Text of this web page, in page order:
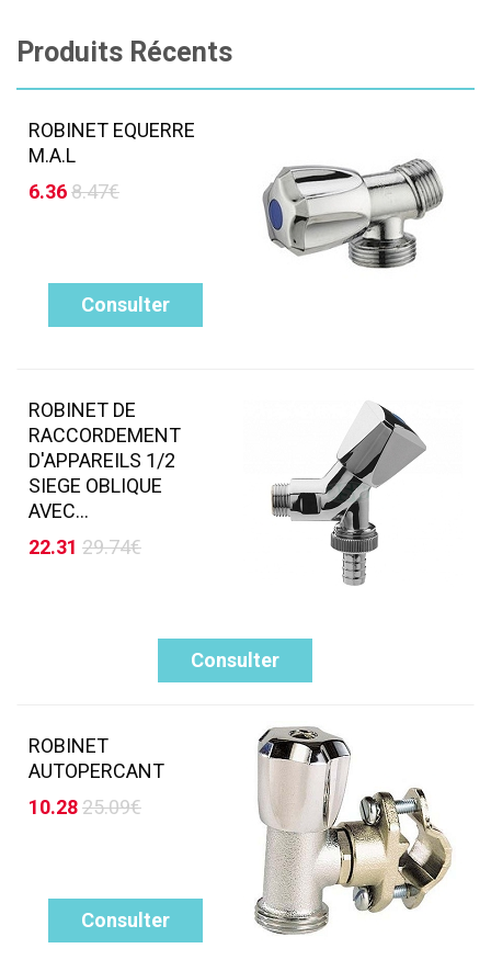
Produits Récents
ROBINET EQUERRE
M.A.L
6.368.47€
Consulter
ROBINET DE
RACCORDEMENT
D'APPAREILS 1/2
SIEGE OBLIQUE
AVEC...
22.31 29.74€
Consulter
ROBINET
AUTOPERCANT
10.2825.09€
Consulter